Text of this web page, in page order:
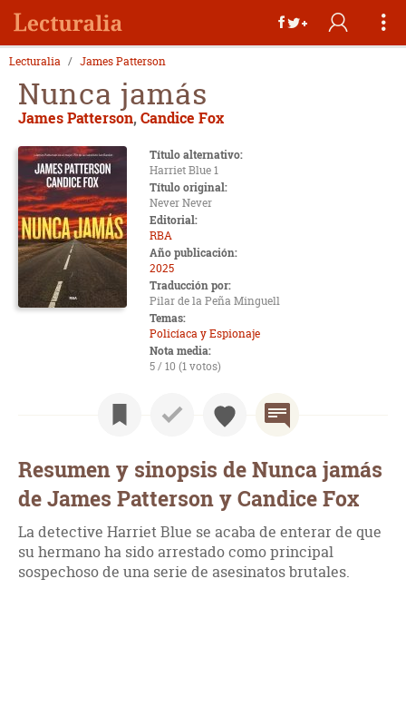
Lecturalia James Patterson
Nunca jamás
James Patterson, Candice Fox
Título alternativo:
Harriet Blue 1
Título original:
Never Never
Editorial:
RBA
Año publicación:
2025
Traducción por:
Pilar de la Peña Minguell
Temas:
Policíaca y Espionaje
Nota media:
5 / 10 (1 votos)
Resumen y sinopsis de Nunca jamás
de James Patterson y Candice Fox
La detective Harriet Blue se acaba de enterar de que
su hermano ha sido arrestado como principal
sospechoso de una serie de asesinatos brutales.